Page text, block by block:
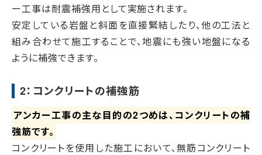
ー工事は耐震補強用として実施されます。
安定している岩盤と斜面を直接緊結したり、他の工法と
組み合わせて施工することで、地震にも強い地盤になる
ように補強できます。
2：コンクリートの補強筋
アンカー工事の主な目的の2つめは、コンクリートの補
強筋です。
コンクリートを使用した施工において、無筋コンクリート